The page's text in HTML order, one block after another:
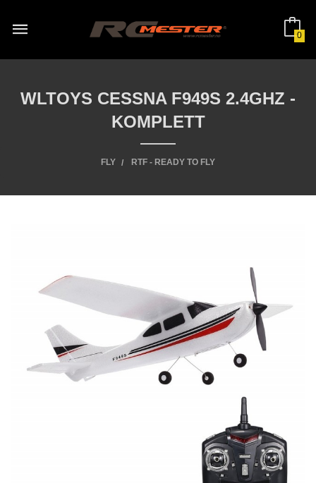
innholdet
0
WLTOYS CESSNA F949S 2.4GHZ -
KOMPLETT
FLY RTF - READY TO FLY